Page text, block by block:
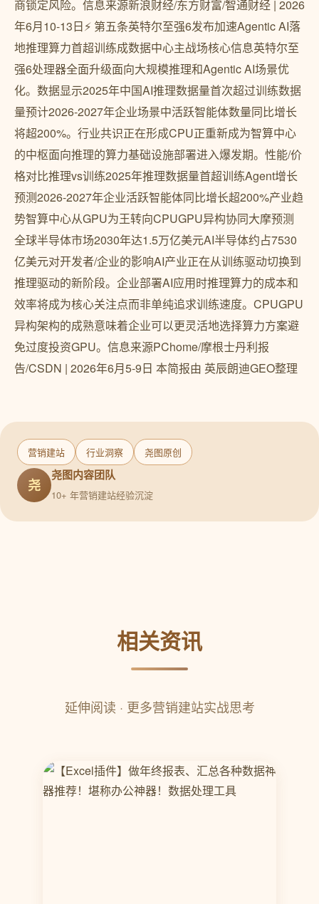
商锁定风险。信息来源新浪财经/东方财富/智通财经 | 2026
年6月10-13日⚡ 第五条英特尔至强6发布加速Agentic AI落
地推理算力首超训练成数据中心主战场核心信息英特尔至
强6处理器全面升级面向大规模推理和Agentic AI场景优
化。数据显示2025年中国AI推理数据量首次超过训练数据
量预计2026-2027年企业场景中活跃智能体数量同比增长
将超200%。行业共识正在形成CPU正重新成为智算中心
的中枢面向推理的算力基础设施部署进入爆发期。性能/价
格对比推理vs训练2025年推理数据量首超训练Agent增长
预测2026-2027年企业活跃智能体同比增长超200%产业趋
势智算中心从GPU为王转向CPUGPU异构协同大摩预测
全球半导体市场2030年达1.5万亿美元AI半导体约占7530
亿美元对开发者/企业的影响AI产业正在从训练驱动切换到
推理驱动的新阶段。企业部署AI应用时推理算力的成本和
效率将成为核心关注点而非单纯追求训练速度。CPUGPU
异构架构的成熟意味着企业可以更灵活地选择算力方案避
免过度投资GPU。信息来源PChome/摩根士丹利报
告/CSDN | 2026年6月5-9日 本简报由 英辰朗迪GEO整理
营销建站 行业洞察 尧图原创
尧
尧图内容团队
10+ 年营销建站经验沉淀
相关资讯
延伸阅读 · 更多营销建站实战思考